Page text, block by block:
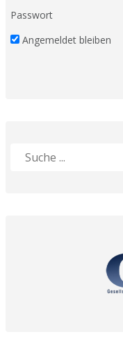
Passwort
Angemeldet bleiben
Suche
nach: